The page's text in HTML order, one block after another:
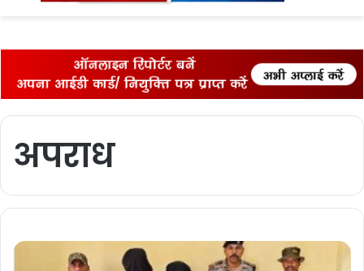
अपराध